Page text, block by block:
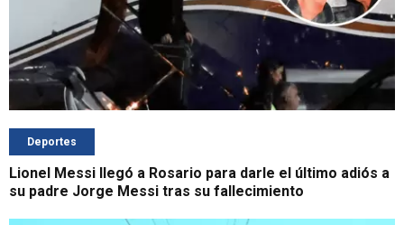
Deportes
Lionel Messi llegó a Rosario para darle el último adiós a
su padre Jorge Messi tras su fallecimiento